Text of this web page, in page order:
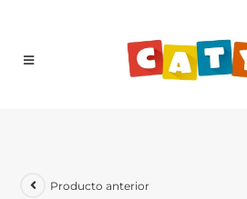
Producto anterior